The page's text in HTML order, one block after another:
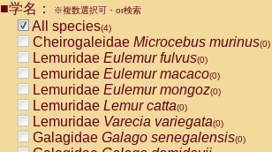
CercopithecidaeCercocebus
Cercopithecidae
CercopithecidaeCercocebus
CercopithecidaeCercocebus
CercopithecidaeCercocebusspp.
CercopithecidaeLophocebus
CercopithecidaePapio anubis
CercopithecidaePapio cynocephalus
CercopithecidaePapio hamadryas
■学名： ※複数選択可・or検索
All species(4)
Cheirogaleidae Microcebus murinus(0)
Lemuridae Eulemur fulvus(0)
Lemuridae Eulemur macaco(0)
Lemuridae Eulemur mongoz(0)
Lemuridae Lemur catta(0)
Lemuridae Varecia variegata(0)
Galagidae Galago senegalensis(0)